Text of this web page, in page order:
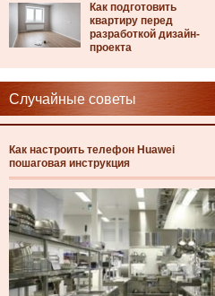
Как подготовить
квартиру перед
разработкой дизайн-
проекта
Случайные советы
Как настроить телефон Huawei
пошаговая инструкция